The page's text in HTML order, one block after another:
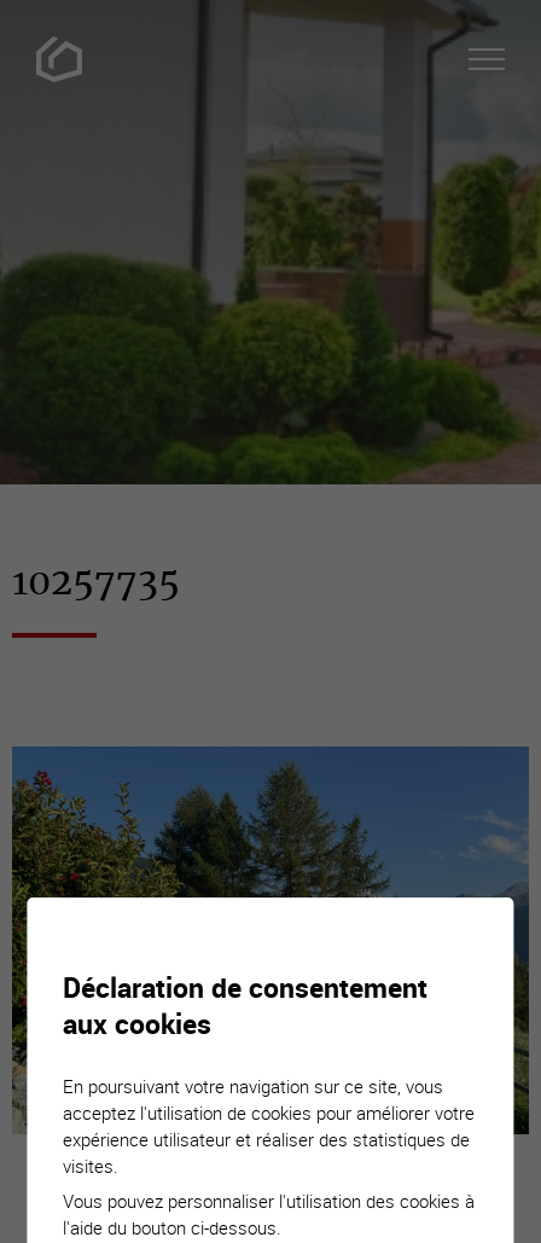
10257735
Estimez votre
Déclaration de consentement
aux cookies
En poursuivant votre navigation sur ce site, vous
acceptez l'utilisation de cookies pour améliorer votre
expérience utilisateur et réaliser des statistiques de
visites.
Vous pouvez personnaliser l'utilisation des cookies à
l'aide du bouton ci-dessous.